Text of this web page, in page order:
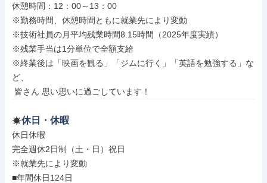
休憩時間：12：00～13：00
※勤務時間、休憩時間ともに就業先により変動
※技術社員の月平均残業時間8.15時間（2025年度実績）
※残業手当は1分単位で全額支給
※終業後は「映画を観る」「ジムに行く」「英語を勉強する」な
ど、
皆さん 思い思いに過ごしています！
休日・休暇
休日休暇
完全週休2日制（土・日）祝日
※就業先により変動
■年間休日124日